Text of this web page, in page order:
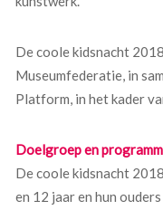
De coole kidsnacht
Museumfederatie, in
Platform, in het kader
Doelgroep en
De coole kidsnacht
en 12 jaar en hun